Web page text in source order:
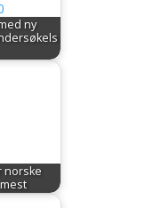
ny
norske